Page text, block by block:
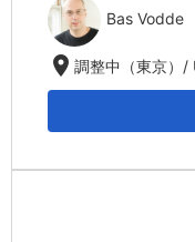
Bas Vodde
location_on調整中（東京）